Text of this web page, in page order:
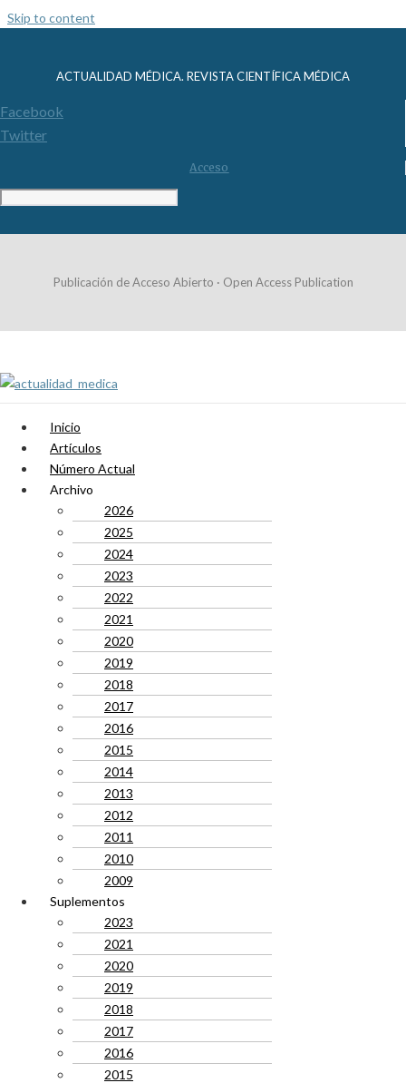
Skip to content
ACTUALIDAD MÉDICA. REVISTA CIENTÍFICA MÉDICA
Facebook
Twitter
Acceso
Publicación de Acceso Abierto · Open Access Publication
Inicio
Artículos
Número Actual
Archivo
2026
2025
2024
2023
2022
2021
2020
2019
2018
2017
2016
2015
2014
2013
2012
2011
2010
2009
Suplementos
2023
2021
2020
2019
2018
2017
2016
2015